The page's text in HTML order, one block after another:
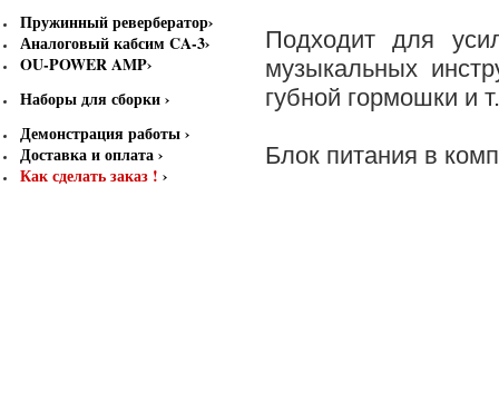
Пружинный ревербератор›
Аналоговый кабсим CA-3›
OU-POWER AMP›
Наборы для сборки›
Демонстрация работы›
Доставка и оплата›
Как сделать заказ ! ›
Подходит для
музыкальных
губной гормошки и
Блок питания в